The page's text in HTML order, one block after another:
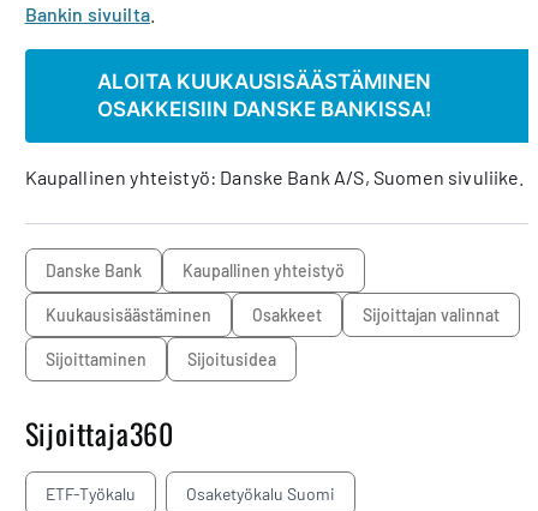
Bankin sivuilta.
ALOITA KUUKAUSISÄÄSTÄMINEN
OSAKKEISIIN DANSKE BANKISSA!
Kaupallinen yhteistyö: Danske Bank A/S, Suomen sivuliike.
Danske Bank Kaupallinen yhteistyö
kuukausisäästäminen osakkeet sijoittajan valinnat
sijoittaminen sijoitusidea
Sijoittaja360
ETF-Työkalu Osaketyökalu Suomi